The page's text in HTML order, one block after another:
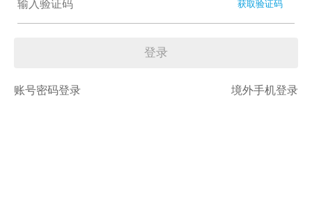
获取验证码
登录
账号密码登录 境外手机登录